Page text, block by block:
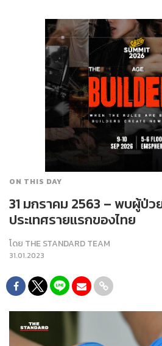
ON THIS DAY
31 มกราคม 2563 – พบผู้ป่ว
ประเทศรายแรกของไทย
โดย THE STANDARD TEAM
31.01.2023